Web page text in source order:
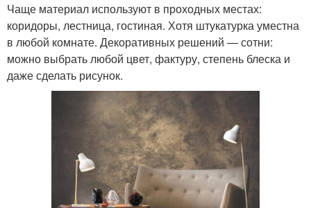
Чаще материал используют в проходных местах:
коридоры, лестница, гостиная. Хотя штукатурка уместна
в любой комнате. Декоративных решений — сотни:
можно выбрать любой цвет, фактуру, степень блеска и
даже сделать рисунок.